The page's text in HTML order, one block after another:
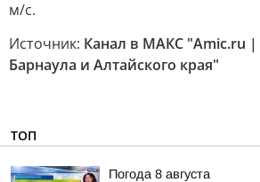
м/с.
Источник: Канал в МАКС "Amic.ru |
Барнаула и Алтайского края"
ТОП
Погода 8 августа